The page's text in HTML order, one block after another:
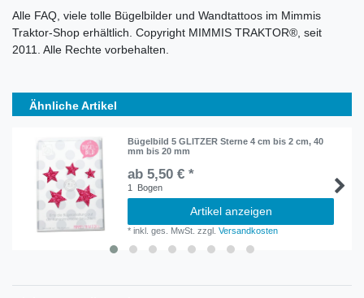
Alle FAQ, viele tolle Bügelbilder und Wandtattoos im Mimmis
Traktor-Shop erhältlich. Copyright MIMMIS TRAKTOR®, seit
2011. Alle Rechte vorbehalten.
Ähnliche Artikel
Bügelbild 5 GLITZER Sterne 4 cm bis 2 cm, 40
mm bis 20 mm
ab 5,50 € *
1 Bogen
Artikel anzeigen
*inkl. ges. MwSt. zzgl.Versandkosten